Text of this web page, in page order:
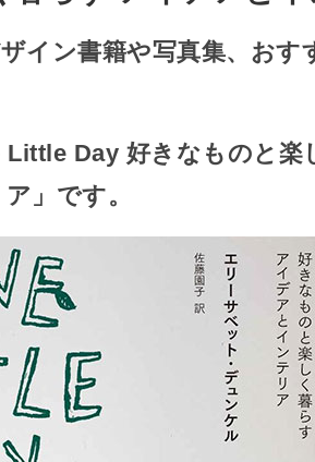
イン書籍や写真集、おす
Little Day 好きなものと楽
」です。